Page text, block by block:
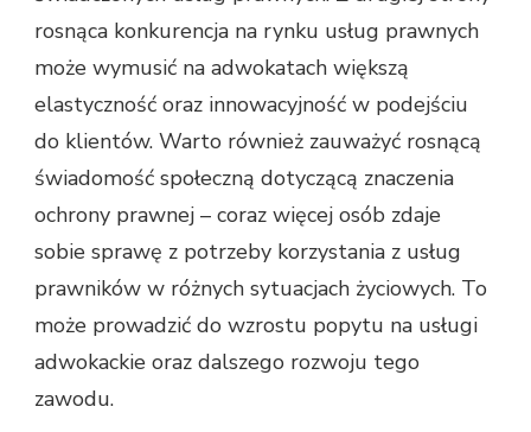
rosnąca konkurencja na rynku usług prawnych
może wymusić na adwokatach większą
elastyczność oraz innowacyjność w podejściu
do klientów. Warto również zauważyć rosnącą
świadomość społeczną dotyczącą znaczenia
ochrony prawnej – coraz więcej osób zdaje
sobie sprawę z potrzeby korzystania z usług
prawników w różnych sytuacjach życiowych. To
może prowadzić do wzrostu popytu na usługi
adwokackie oraz dalszego rozwoju tego
zawodu.